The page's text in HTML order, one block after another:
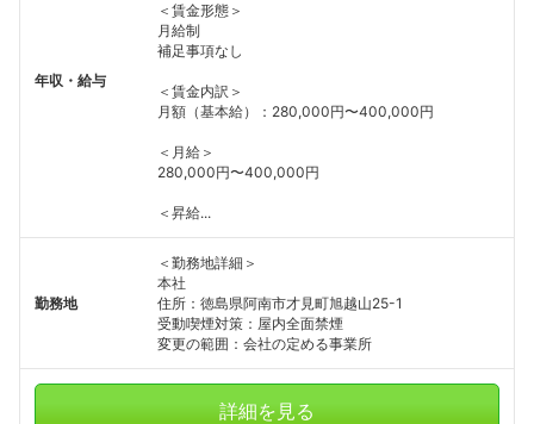
年収・給与
＜賃金形態＞
月給制
補足事項なし
＜賃金内訳＞
月額（基本給）：280,000円〜400,000円
＜月給＞
280,000円〜400,000円
＜昇給...
勤務地
＜勤務地詳細＞
本社
住所：徳島県阿南市才見町旭越山25-1
受動喫煙対策：屋内全面禁煙
変更の範囲：会社の定める事業所
詳細を見る